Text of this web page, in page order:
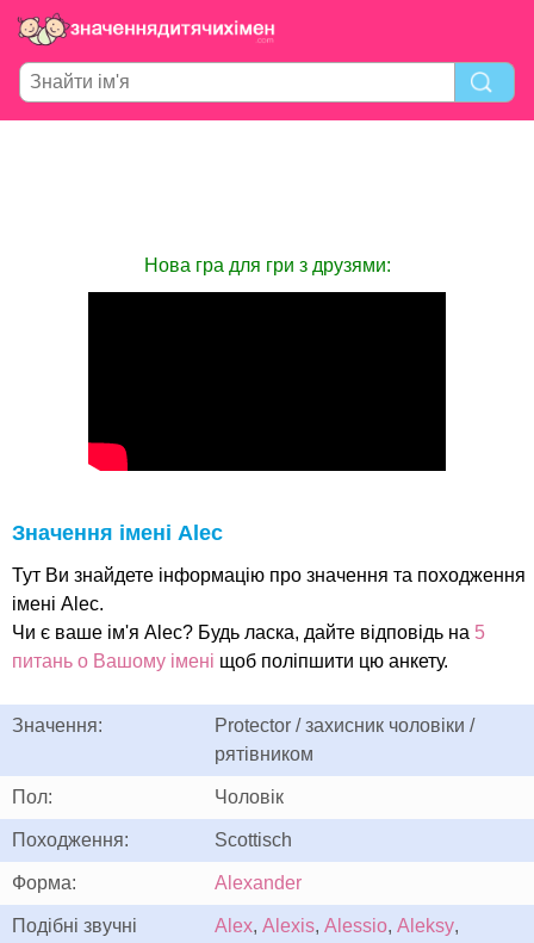
Нова гра для гри з друзями:
Значення імені Alec
Тут Ви знайдете інформацію про значення та походження
імені Alec.
Чи є ваше ім'я Alec? Будь ласка, дайте відповідь на 5
питань о Вашому імені щоб поліпшити цю анкету.
Значення:
Protector / захисник чоловіки /
рятівником
Пол: Чоловік
Походження: Scottisch
Форма: Alexander
Подібні звучні
Alex, Alexis, Alessio, Aleksy,